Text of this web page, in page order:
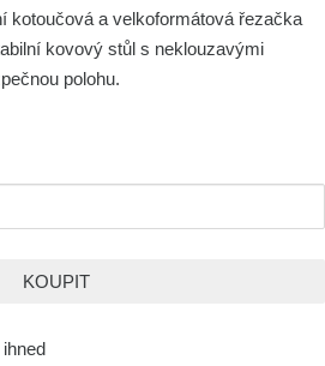
kotoučová a velkoformátová řezačka
kovový stůl s neklouzavými
polohu.
KOUPIT